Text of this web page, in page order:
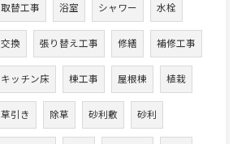
取替工事 浴室 シャワー 水栓
交換 張り替え工事 修繕 補修工事
キッチン床 棟工事 屋根棟 植栽
草引き 除草 砂利敷 砂利